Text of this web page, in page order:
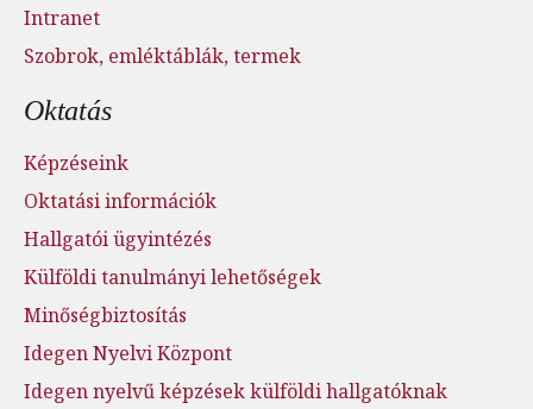
Intranet
Szobrok, emléktáblák, termek
Oktatás
Képzéseink
Oktatási információk
Hallgatói ügyintézés
Külföldi tanulmányi lehetőségek
Minőségbiztosítás
Idegen Nyelvi Központ
Idegen nyelvű képzések külföldi hallgatóknak